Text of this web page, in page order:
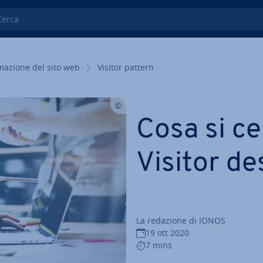
del sito web Visitor pattern
Cosa si
Visitor
La redazione di IONOS
19 ott 2020
7 mins